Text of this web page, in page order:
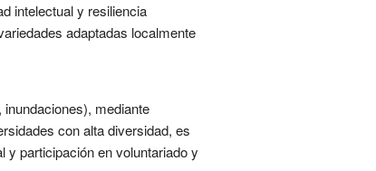
intelectual y resiliencia
adaptadas localmente
mediante
con alta diversidad, es
participación en voluntariado y